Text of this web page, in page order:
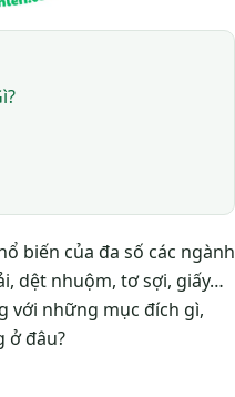
biến của đa số các ngành
dệt nhuộm, tơ sợi, giấy…
với những mục đích gì,
ở đâu?